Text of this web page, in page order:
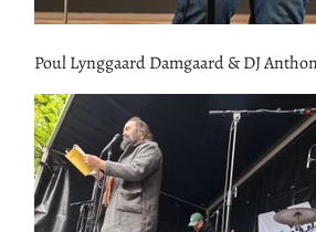
Poul Lynggaard Damgaard & DJ